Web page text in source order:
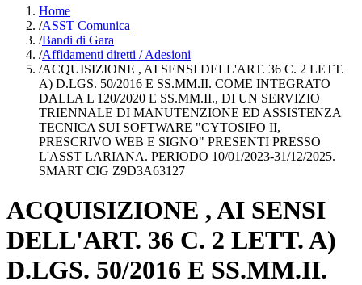
Home
/ASST Comunica
/Bandi di Gara
/Affidamenti diretti / Adesioni
/ACQUISIZIONE , AI SENSI DELL'ART. 36 C. 2 LETT.
A) D.LGS. 50/2016 E SS.MM.II. COME INTEGRATO
DALLA L 120/2020 E SS.MM.II., DI UN SERVIZIO
TRIENNALE DI MANUTENZIONE ED ASSISTENZA
TECNICA SUI SOFTWARE "CYTOSIFO II,
PRESCRIVO WEB E SIGNO" PRESENTI PRESSO
L'ASST LARIANA. PERIODO 10/01/2023-31/12/2025.
SMART CIG Z9D3A63127
ACQUISIZIONE , AI SENSI
DELL'ART. 36 C. 2 LETT. A)
D.LGS. 50/2016 E SS.MM.II.